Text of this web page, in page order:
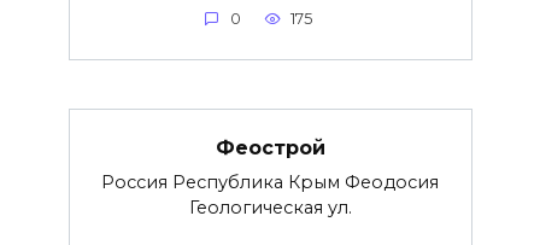
0 175
Феострой
Россия Республика Крым Феодосия
Геологическая ул.